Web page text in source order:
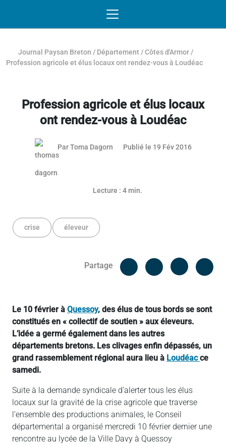
Journal Paysan Breton / Département /Côtes d'Armor /
Profession agricole et élus locaux ont rendez-vous à Loudéac
Profession agricole et élus locaux
ont rendez-vous à Loudéac
ParToma Dagorn Publié le 19 Fév 201603 mai
Lecture : 4 min.
crise éleveur
Partage
Facebook
Le 10 février à Quessoy, des élus de tous bords se sont
constitués en « collectif de soutien » aux éleveurs.
L’idée a germé également dans les autres
départements bretons. Les clivages enfin dépassés, un
grand rassemblement régional aura lieu à Loudéacce
samedi.
Suite à la demande syndicale d’alerter tous les élus
locaux sur la gravité de la crise agricole que traverse
l’ensemble des productions animales, le Conseil
départemental a organisé mercredi 10 février dernier une
rencontre au lycée de la Ville Davy à Quessoy